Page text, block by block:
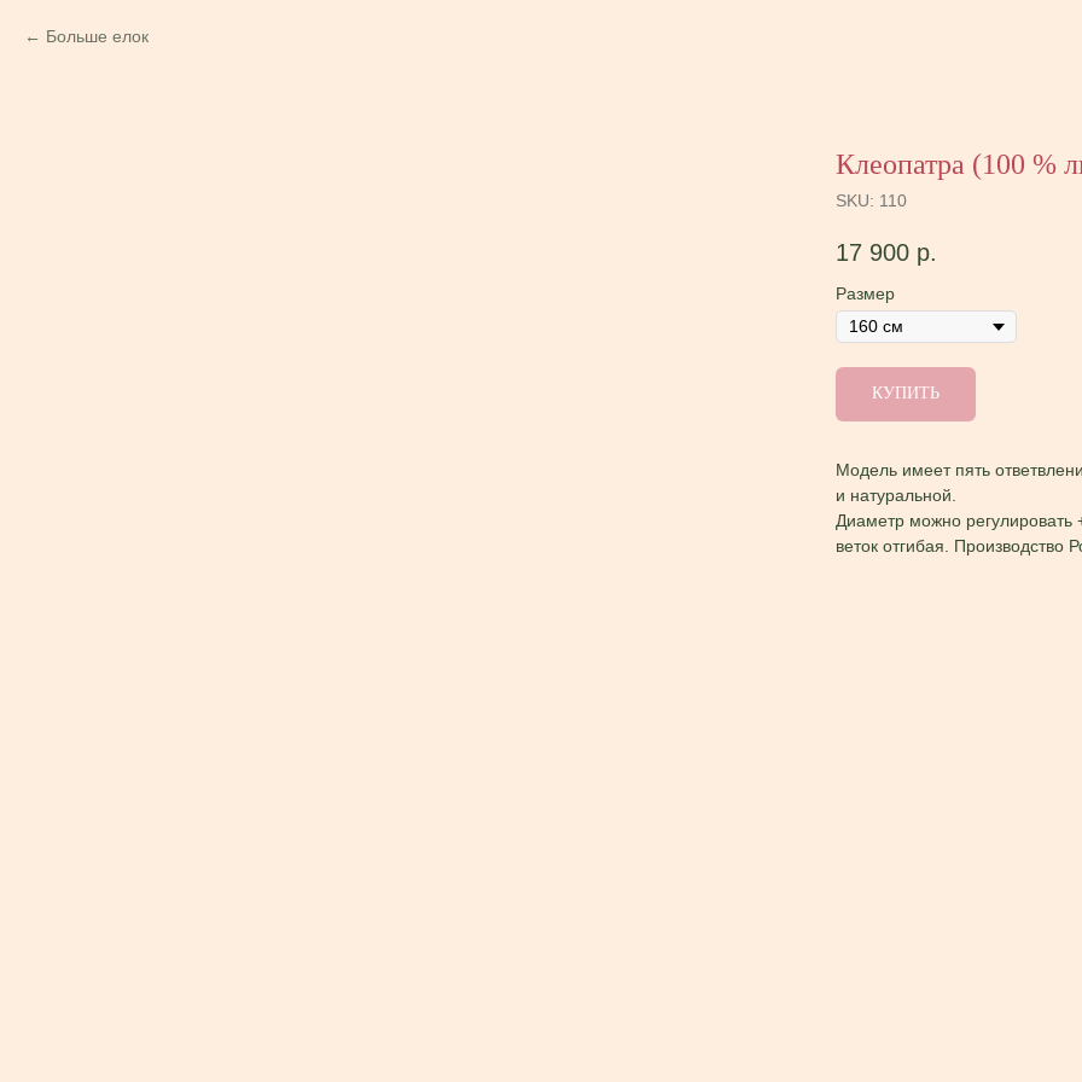
Больше елок
Клеопатра (100 %
SKU: 110
17 900 р.
Размер
КУПИТЬ
Модель имеет пять
и натуральной.
Диаметр можно регулировать
веток отгибая. Производство